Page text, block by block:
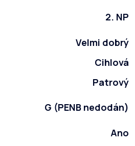
2. NP
Velmi dobrý
Cihlová
Patrový
G (PENB nedodán)
Ano